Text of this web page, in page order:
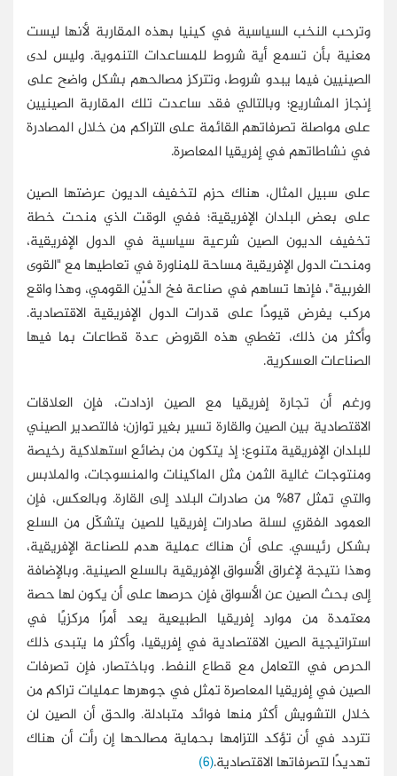
وترحب النخب السياسية في كينيا بهذه المقاربة لأنها ليست
معنية بأن تسمع أية شروط للمساعدات التنموية. وليس لدى
الصينيين فيما يبدو شروط، وتتركز مصالحهم بشكل واضح على
إنجاز المشاريع؛ وبالتالي فقد ساعدت تلك المقاربة الصينيين
على مواصلة تصرفاتهم القائمة على التراكم من خلال المصادرة
في نشاطاتهم في إفريقيا المعاصرة.
على سبيل المثال، هناك حزم لتخفيف الديون عرضتها الصين
على بعض البلدان الإفريقية؛ ففي الوقت الذي منحت خطة
تخفيف الديون الصين شرعية سياسية في الدول الإفريقية،
ومنحت الدول الإفريقية مساحة للمناورة في تعاطيها مع "القوى
الغربية"، فإنها تساهم في صناعة فخ الدَّيْن القومي، وهذا واقع
مركب يفرض قيودًا على قدرات الدول الإفريقية الاقتصادية.
وأكثر من ذلك، تغطي هذه القروض عدة قطاعات بما فيها
الصناعات العسكرية.
ورغم أن تجارة إفريقيا مع الصين ازدادت، فإن العلاقات
الاقتصادية بين الصين والقارة تسير بغير توازن؛ فالتصدير الصيني
للبلدان الإفريقية متنوع؛ إذ يتكون من بضائع استهلاكية رخيصة
ومنتوجات غالية الثمن مثل الماكينات والمنسوجات، والملابس
والتي تمثل 87% من صادرات البلاد إلى القارة. وبالعكس، فإن
العمود الفقري لسلة صادرات إفريقيا للصين يتشكّل من السلع
بشكل رئيسي. على أن هناك عملية هدم للصناعة الإفريقية،
وهذا نتيجة لإغراق الأسواق الإفريقية بالسلع الصينية. وبالإضافة
إلى بحث الصين عن الأسواق فإن حرصها على أن يكون لها حصة
معتمدة من موارد إفريقيا الطبيعية يعد أمرًا مركزيًا في
استراتيجية الصين الاقتصادية في إفريقيا، وأكثر ما يتبدى ذلك
الحرص في التعامل مع قطاع النفط. وباختصار، فإن تصرفات
الصين في إفريقيا المعاصرة تمثل في جوهرها عمليات تراكم من
خلال التشويش أكثر منها فوائد متبادلة. والحق أن الصين لن
تتردد في أن تؤكد التزامها بحماية مصالحها إن رأت أن هناك
تهديدًا لتصرفاتها الاقتصادية.(6)